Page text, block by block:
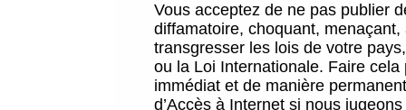
Vous acceptez de ne pas publier
diffamatoire, choquant,
transgresser les lois de votre
ou la Loi Internationale. Faire
immédiat et de manière
d’Accès à Internet si nous